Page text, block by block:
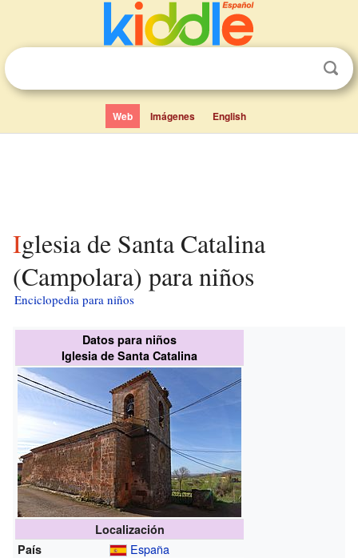
Web Imágenes English
Iglesia de Santa Catalina
(Campolara) para niños
Enciclopedia para niños
Datos para niños
Iglesia de Santa Catalina
Localización
País
España